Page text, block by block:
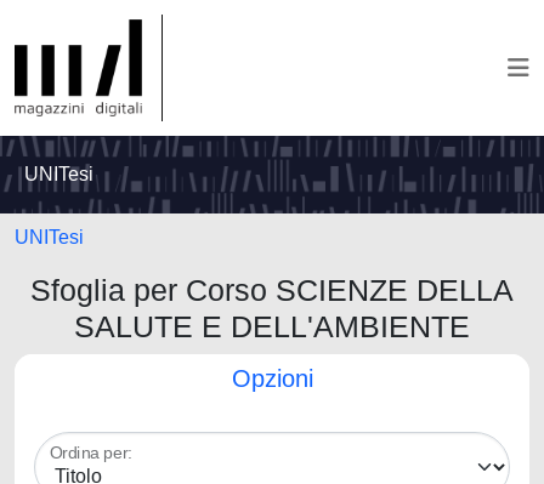
UNITesi
UNITesi
Sfoglia per Corso SCIENZE DELLA
SALUTE E DELL'AMBIENTE
Opzioni
Ordina per: